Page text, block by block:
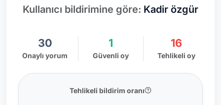
Kullanıcı bildirimine göre: Kadir özgür
30
Onaylı yorum
1
Güvenli oy
16
Tehlikeli oy
Tehlikeli bildirim oranı